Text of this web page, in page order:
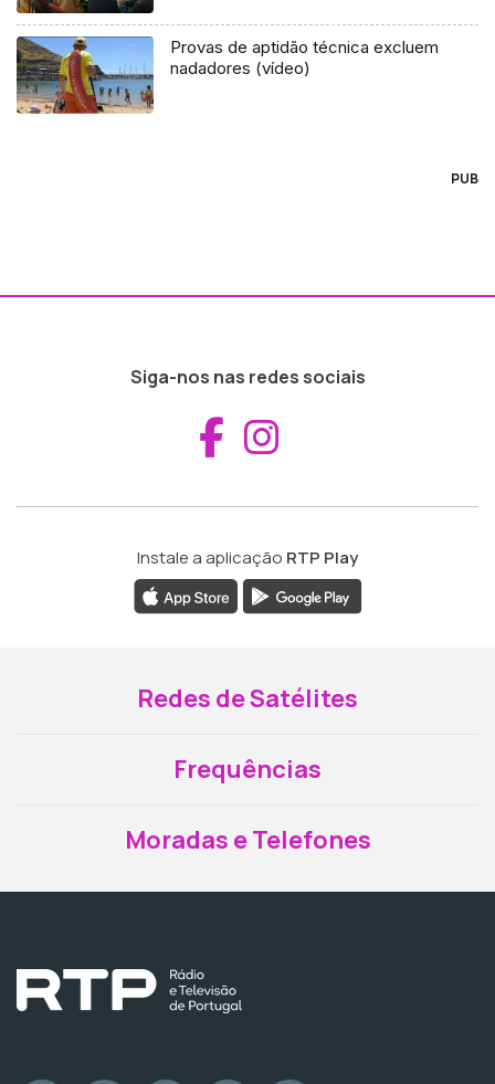
Provas de aptidão técnica excluem
nadadores (vídeo)
PUB
Siga-nos nas redes sociais
Aceder ao
Instale a aplicação RTP Play
Redes de Satélites
Frequências
Moradas e Telefones